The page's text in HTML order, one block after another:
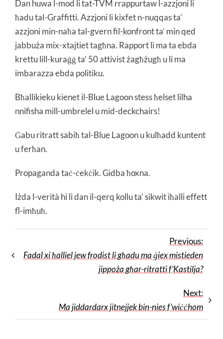
Dan huwa l-mod li tat-TVM rrappurtaw l-azzjoni li
ħadu tal-Graffitti. Azzjoni li kixfet n-nuqqas ta’
azzjoni min-naħa tal-gvern fil-konfront ta’ min qed
jabbuża mix-xtajtiet tagħna. Rapport li ma ta ebda
krettu lill-kuraġġ ta’ 50 attivist żagħżugħ u li ma
imbarazza ebda politiku.
Bħallikieku kienet il-Blue Lagoon stess ħelset lilha
nnifisha mill-umbrelel u mid-deckchairs!
Ġabu ritratt sabiħ tal-Blue Lagoon u kulħadd kuntent
u ferħan.
Propaganda taċ-ċekċik. Gidba ħoxna.
Iżda l-verità hi li dan il-qerq kollu ta’ sikwit iħalli effett
fl-imħuħ.
Previous:
Fadal xi ħalliel jew frodist li għadu ma ġiex mistieden
jippoża għar-ritratti f’Kastilja?
Next:
Ma jiddardarx jitnejjek bin-nies f’wiċċhom